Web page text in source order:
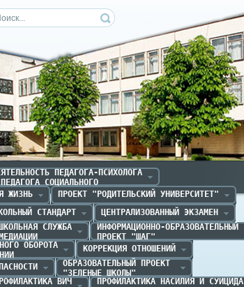
школа №11 г.Речица
ПЕДАГОГА-ПСИХОЛОГА
СОЦИАЛЬНОГО
ЖИЗНЬ
ПРОЕКТ "РОДИТЕЛЬСКИЙ УНИВЕРСИТЕТ"
СТАНДАРТ
ЦЕНТРАЛИЗОВАННЫЙ ЭКЗАМЕН
ШКОЛЬНАЯ СЛУЖБА
ИНФОРМАЦИОННО-ОБРАЗОВАТЕЛЬНЫЙ
ПРОЕКТ "ШАГ"
ОБОРОТА
КОРРЕКЦИЯ ОТНОШЕНИЙ
ОБРАЗОВАТЕЛЬНЫЙ ПРОЕКТ
"ЗЕЛЕНЫЕ ШКОЛЫ"
ВИЧ
ПРОФИЛАКТИКА НАСИЛИЯ И СУИЦИДА